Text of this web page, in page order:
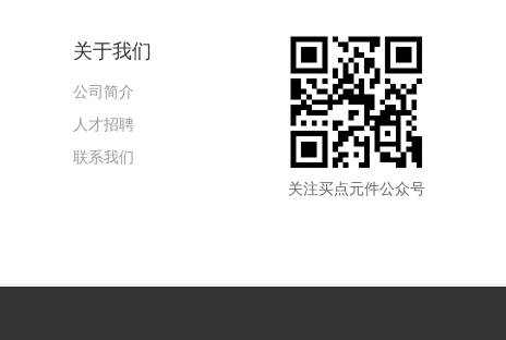
关注买点元件公众号
关于我们
公司简介
人才招聘
联系我们